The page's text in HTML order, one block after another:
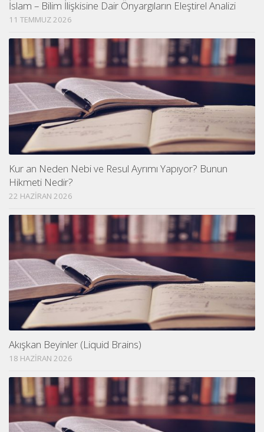
İslam – Bilim İlişkisine Dair Önyargıların Eleştirel Analizi
11 TEMMUZ 2026
Kur an Neden Nebi ve Resul Ayrımı Yapıyor? Bunun
Hikmeti Nedir?
22 HAZIRAN 2026
Akışkan Beyinler (Liquid Brains)
18 HAZIRAN 2026